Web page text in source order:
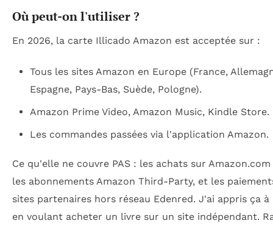
Où peut-on l'utiliser ?
En 2026, la carte Illicado Amazon est acceptée sur :
Tous les sites Amazon en Europe (France,
Espagne, Pays-Bas, Suède, Pologne).
Amazon Prime Video, Amazon Music, Kindle Store.
Les commandes passées via l'application Amazon.
Ce qu'elle ne couvre PAS : les achats sur
les abonnements Amazon Third-Party, et les
sites partenaires hors réseau Edenred. J'ai appris ça à
en voulant acheter un livre sur un site indépendant.